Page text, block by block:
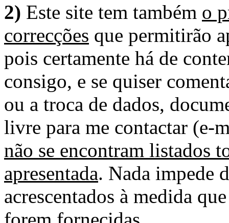
2) Este site tem também o
correcções que permitirão
pois certamente há de
consigo, e se quiser
ou a troca de dados,
livre para me contactar (e-
não se encontram listados
apresentada. Nada impede
acrescentados à medida